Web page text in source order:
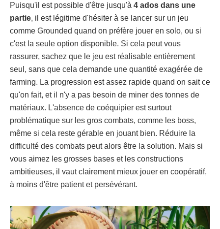
Puisqu'il est possible d'être jusqu'à 4 ados dans une
partie, il est légitime d'hésiter à se lancer sur un jeu
comme Grounded quand on préfère jouer en solo, ou si
c'est la seule option disponible. Si cela peut vous
rassurer, sachez que le jeu est réalisable entièrement
seul, sans que cela demande une quantité exagérée de
farming. La progression est assez rapide quand on sait ce
qu'on fait, et il n'y a pas besoin de miner des tonnes de
matériaux. L'absence de coéquipier est surtout
problématique sur les gros combats, comme les boss,
même si cela reste gérable en jouant bien. Réduire la
difficulté des combats peut alors être la solution. Mais si
vous aimez les grosses bases et les constructions
ambitieuses, il vaut clairement mieux jouer en coopératif,
à moins d'être patient et persévérant.